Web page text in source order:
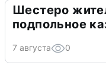
Шестеро
подпольное
7 августа 0